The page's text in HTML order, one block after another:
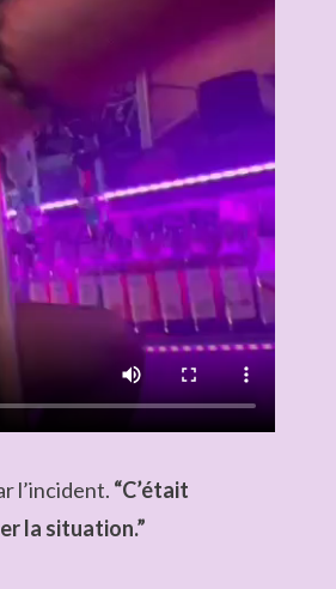
l’incident. “C’était
la situation.”